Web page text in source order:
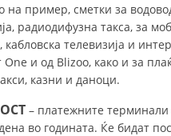
SOCIALO-HUMANITARE
SI TË JEPNI DONACIONE
DHE VEPRIM GJATË
EKIPE PËRGJIGJE DISASTER
на пример, сметки за
радиодифузна такса, за
кабловска телевизија и
One и од Blizoo, како и за
казни и даноци.
– платежните терминали
во годината. Ќе бидат